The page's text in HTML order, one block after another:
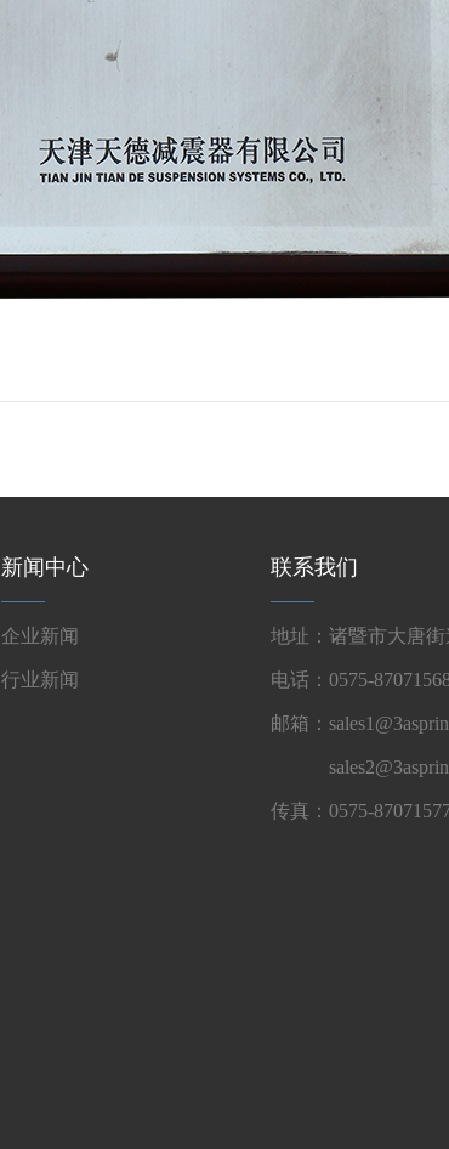
新闻中心
企业新闻
行业新闻
联系我们
地址：诸暨市大唐
电话：0575-
邮箱：
传真：0575-